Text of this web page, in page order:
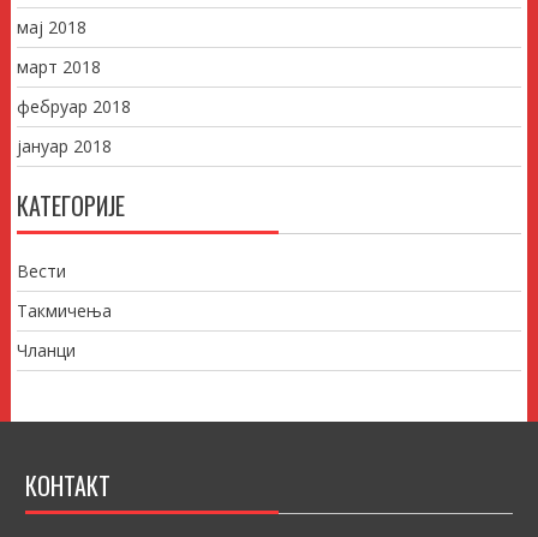
мај 2018
март 2018
фебруар 2018
јануар 2018
КАТЕГОРИЈЕ
Вести
Такмичења
Чланци
КОНТАКТ